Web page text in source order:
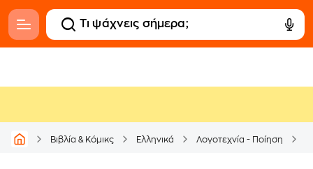
Βιβλία & Κόμικς Ελληνικά Λογοτεχνία - Ποίηση